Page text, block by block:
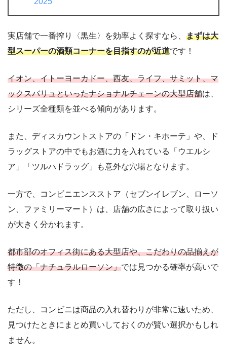
実店舗で一番搾り〈黒生〉を効率よく探すなら、 まずは大
型スーパーの酒類コーナーを目指すのが近道です！
イオン、イトーヨーカドー、西友、ライフ、サミット、マ
ックスバリュといったナショナルチェーンの大型店舗は、
シリーズ全種類を並べる傾向があります。
また、ディスカウントストアの「ドン・キホーテ」や、ド
ラッグストアの中でもお酒に力を入れている「ウエルシ
ア」「ツルハドラッグ」も意外な穴場となります。
一方で、コンビニエンスストア（セブンイレブン、ローソ
ン、ファミリーマート）は、店舗の広さによって取り扱い
が大きく分かれます。
都市部のオフィス街にある大型店や、こだわりの品揃えが
特徴の「ナチュラルローソン」では見つかる確率が高いで
す！
ただし、コンビニは商品の入れ替わりが非常に速いため、
見つけたときにまとめ買いしておくのが賢い選択かもしれ
ません。